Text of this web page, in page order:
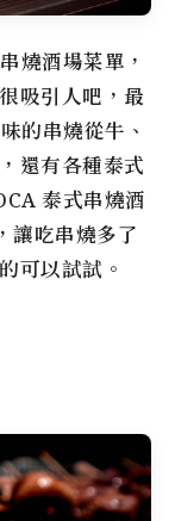
燒酒場菜單，
吸引人吧，最
的串燒從牛、
還有各種泰式
泰式串燒酒
讓吃串燒多了
可以試試。